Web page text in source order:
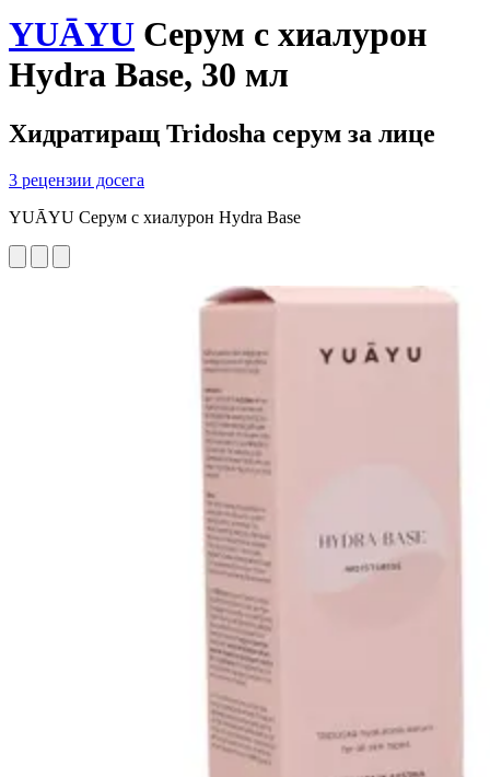
YUĀYU Серум с хиалурон
Hydra Base, 30 мл
Хидратиращ Tridosha серум за лице
3 рецензии досега
YUĀYU Серум с хиалурон Hydra Base